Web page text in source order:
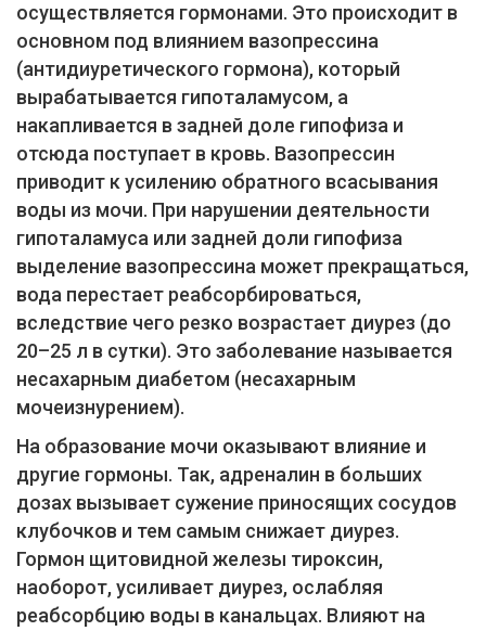
осуществляется гормонами. Это происходит в
основном под влиянием вазопрессина
(антидиуретического гормона), который
вырабатывается гипоталамусом, а
накапливается в задней доле гипофиза и
отсюда поступает в кровь. Вазопрессин
приводит к усилению обратного всасывания
воды из мочи. При нарушении деятельности
гипоталамуса или задней доли гипофиза
выделение вазопрессина может прекращаться,
вода перестает реабсорбироваться,
вследствие чего резко возрастает диурез (до
20–25 л в сутки). Это заболевание называется
несахарным диабетом (несахарным
мочеизнурением).
На образование мочи оказывают влияние и
другие гормоны. Так, адреналин в больших
дозах вызывает сужение приносящих сосудов
клубочков и тем самым снижает диурез.
Гормон щитовидной железы тироксин,
наоборот, усиливает диурез, ослабляя
реабсорбцию воды в канальцах. Влияют на